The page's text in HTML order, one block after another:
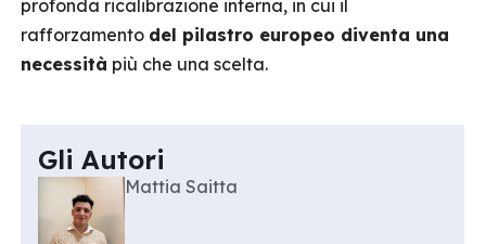
profonda ricalibrazione interna, in cui il
rafforzamento del pilastro europeo diventa una
necessità più che una scelta.
Gli Autori
Mattia Saitta